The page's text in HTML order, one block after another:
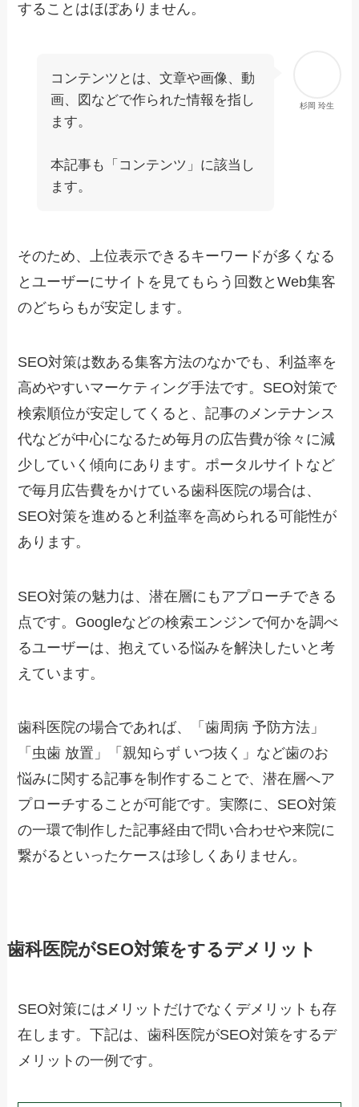
することはほぼありません。
杉岡 玲生
コンテンツとは、文章や画像、動
画、図などで作られた情報を指し
ます。
本記事も「コンテンツ」に該当し
ます。
そのため、上位表示できるキーワードが多くなる
とユーザーにサイトを見てもらう回数とWeb集客
のどちらもが安定します。
SEO対策は数ある集客方法のなかでも、利益率を
高めやすいマーケティング手法です。SEO対策で
検索順位が安定してくると、記事のメンテナンス
代などが中心になるため毎月の広告費が徐々に減
少していく傾向にあります。ポータルサイトなど
で毎月広告費をかけている歯科医院の場合は、
SEO対策を進めると利益率を高められる可能性が
あります。
SEO対策の魅力は、潜在層にもアプローチできる
点です。Googleなどの検索エンジンで何かを調べ
るユーザーは、抱えている悩みを解決したいと考
えています。
歯科医院の場合であれば、「歯周病 予防方法」
「虫歯 放置」「親知らず いつ抜く」など歯のお
悩みに関する記事を制作することで、潜在層へア
プローチすることが可能です。実際に、SEO対策
の一環で制作した記事経由で問い合わせや来院に
繋がるといったケースは珍しくありません。
歯科医院がSEO対策をするデメリット
SEO対策にはメリットだけでなくデメリットも存
在します。下記は、歯科医院がSEO対策をするデ
メリットの一例です。